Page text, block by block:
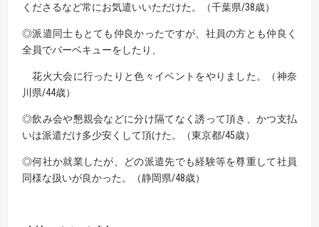
くださるなど常にお気遣いいただけた。（千葉県/38歳）
◎派遣同士もとても仲良かったですが、社員の方とも仲良く
全員でバーベキューをしたり、
花火大会に行ったりと色々イベントをやりました。（神奈
川県/44歳）
◎飲み会や懇親会などに分け隔てなく誘って頂き、かつ支払
いは派遣だけ多少安くして頂けた。
（東京都/45歳）
◎何社か就業したが、どの派遣先でも経験等を尊重して社員
同様な扱いが良かった。（静岡県/48歳）